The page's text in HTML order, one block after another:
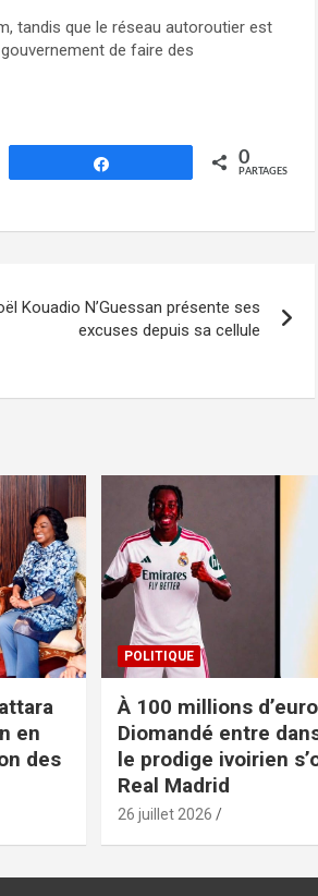
tandis que le réseau autoroutier est
de faire des
0
PARTAGES
Kouadio N’Guessan présente ses
excuses depuis sa cellule
en
des
POLITIQUE
À 100 millions
Diomandé entre
le prodige ivoirien
Real Madrid
26 juillet 2026